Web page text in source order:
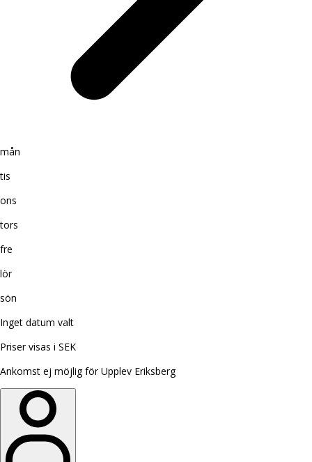
mån
tis
ons
tors
fre
lör
sön
Inget datum valt
Priser visas i SEK
Ankomst ej möjlig för Upplev Eriksberg